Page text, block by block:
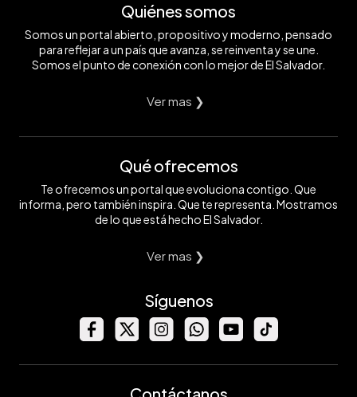
Quiénes somos
Somos un portal abierto, propositivo y moderno, pensado
para reflejar a un país que avanza, se reinventa y se une.
Somos el punto de conexión con lo mejor de El Salvador.
Ver mas ❯
Qué ofrecemos
Te ofrecemos un portal que evoluciona contigo. Que
informa, pero también inspira. Que te representa. Mostramos
de lo que está hecho El Salvador.
Ver mas ❯
Síguenos